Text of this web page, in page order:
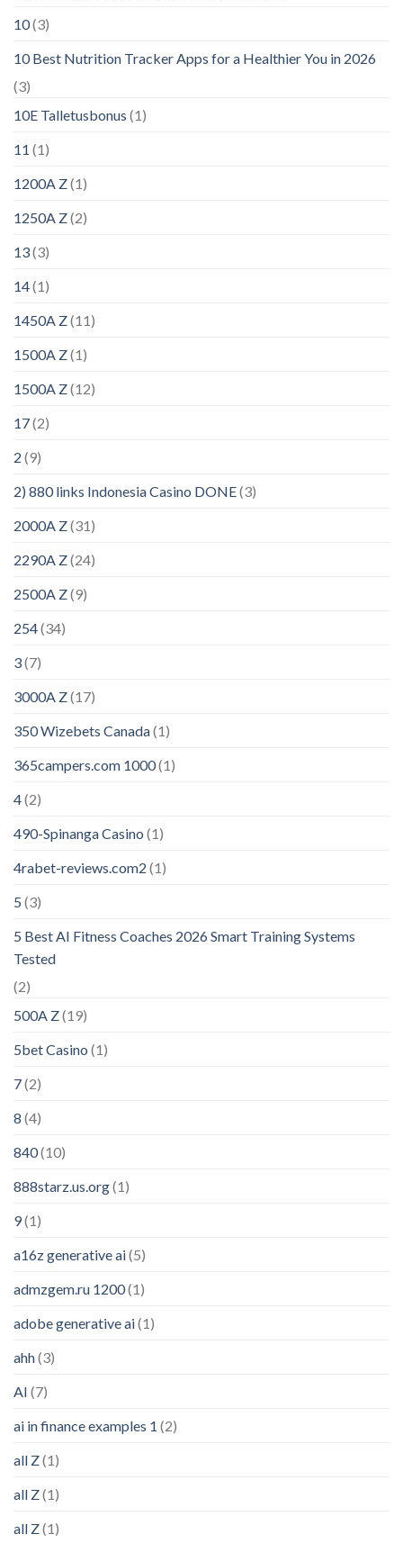
10(3)
10 Best Nutrition Tracker Apps for a Healthier You in 2026
(3)
10E Talletusbonus (1)
11 (1)
1200A Z(1)
1250A Z(2)
13(3)
14(1)
1450A Z(11)
1500A Z(1)
1500A Z(12)
17(2)
2 (9)
2) 880 links Indonesia Casino DONE(3)
2000A Z(31)
2290A Z(24)
2500A Z(9)
254(34)
3(7)
3000A Z(17)
350 Wizebets Canada(1)
365campers.com 1000(1)
4(2)
490-Spinanga Casino (1)
4rabet-reviews.com2 (1)
5 (3)
5 Best AI Fitness Coaches 2026 Smart Training Systems
Tested
(2)
500A Z(19)
5bet Casino (1)
7(2)
8 (4)
840(10)
888starz.us.org(1)
9(1)
a16z generative ai(5)
admzgem.ru 1200(1)
adobe generative ai(1)
ahh(3)
AI (7)
ai in finance examples 1 (2)
all Z(1)
all Z(1)
all Z(1)